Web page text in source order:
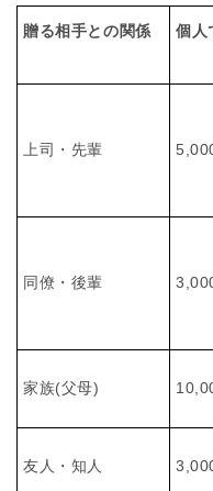
贈る相手との関係 個人
上司・先輩
同僚・後輩
家族(父母)
友人・知人